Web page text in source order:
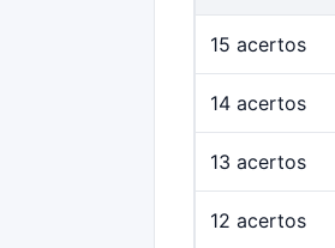
15 acertos
14 acertos
13 acertos
12 acertos